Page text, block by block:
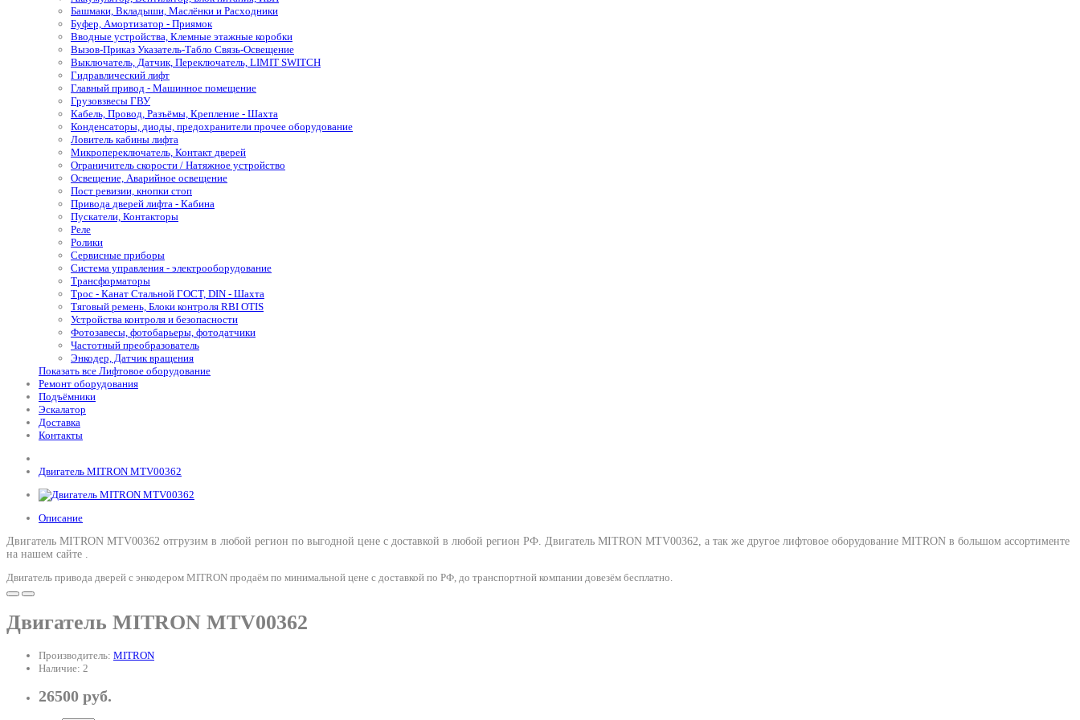
Башмаки, Вкладыши, Маслёнки и Расходники
Буфер, Амортизатор - Приямок
Вводные устройства, Клемные этажные коробки
Вызов-Приказ Указатель-Табло Связь-Освещение
Выключатель, Датчик, Переключатель, LIMIT SWITCH
Гидравлический лифт
Главный привод - Машинное помещение
Грузовзвесы ГВУ
Кабель, Провод, Разъёмы, Крепление - Шахта
Конденсаторы, диоды, предохранители прочее оборудование
Ловитель кабины лифта
Микропереключатель, Контакт дверей
Ограничитель скорости / Натяжное устройство
Освещение, Аварийное освещение
Пост ревизии, кнопки стоп
Привода дверей лифта - Кабина
Пускатели, Контакторы
Реле
Ролики
Сервисные приборы
Система управления - электрооборудование
Трансформаторы
Трос - Канат Стальной ГОСТ, DIN - Шахта
Тяговый ремень, Блоки контроля RBI OTIS
Устройства контроля и безопасности
Фотозавесы, фотобарьеры, фотодатчики
Частотный преобразователь
Энкодер, Датчик вращения
Показать все Лифтовое оборудование
Ремонт оборудования
Подъёмники
Эскалатор
Доставка
Контакты
Двигатель MITRON MTV00362
Описание
Двигатель MITRON MTV00362 отгрузим в любой регион по выгодной цене с доставкой в любой регион РФ. Двигатель MITRON MTV00362, а так же другое лифтовое оборудование MITRON в большом ассортименте
на нашем сайте .
Двигатель привода дверей с энкодером MITRON продаём по минимальной цене с доставкой по РФ, до транспортной компании довезём бесплатно.
Двигатель MITRON MTV00362
Производитель: MITRON
Наличие: 2
26500 руб.